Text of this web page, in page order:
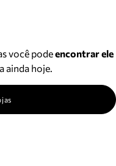
você podeencontrar ele
ainda hoje.